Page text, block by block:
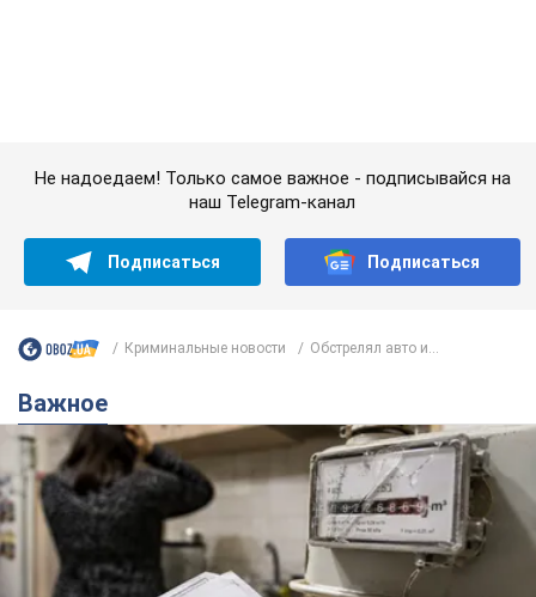
из-за показаний неисправного счетчика: судья
вынес неожиданное решение
Нужно ли платить долг из-за доначисления
7 часов назад 12,0 т.
"Это Украина напала!" Оксана Вояж